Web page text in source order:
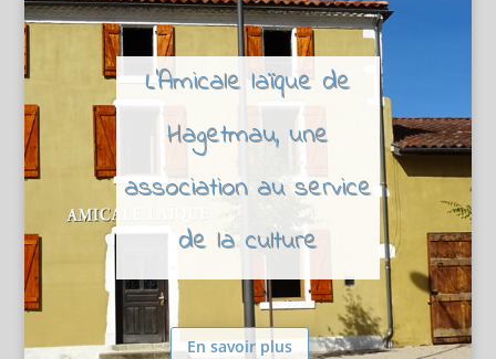
L'Amicale laïque de
Hagetmau, une
association au service
de la culture
En savoir plus